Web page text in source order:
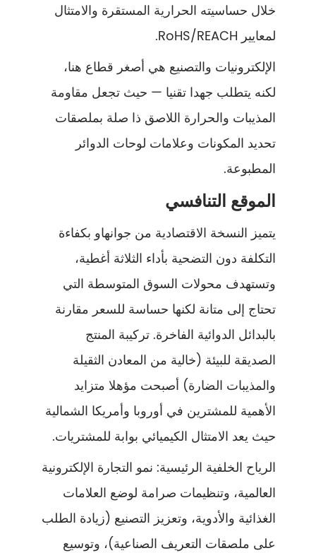
خلال حساسيته الحرارية المستقرة والامتثال
لمعايير RoHS/REACH.
الإلكترونيات والتصنيع هي أصغر قطاع هنا،
لكنه يتطلب جهدا تقنيا — حيث تجعل مقاومة
المذيبات والحرارة اللاصق ذا صلة بملصقات
تحديد المكونات وعلامات لوحات الدوائر
المطبوعة.
الموقع التنافسي
يتميز النسخة الاقتصادية من جوانهاو بكفاءة
التكلفة دون التضحية بأداء الثلاثة أغطية،
وتستهدف محولات السوق المتوسطة التي
تحتاج إلى متانة لكنها حساسة للسعر مقارنة
بالبدائل الدوائية الفاخرة. تركيبة المنتج
الصديقة للبيئة (خالية من المعادن الثقيلة
والمذيبات الضارة) أصبحت مؤهلا متزايد
الأهمية للمشترين في أوروبا وأمريكا الشمالية
حيث يعد الامتثال الكيميائي بوابة للمشتريات.
الرياح الخلفية الرئيسية: نمو التجارة الإلكترونية
العالمية، وتنظيمات صرامة لوضع العلامات
الغذائية والأدوية، وتعزيز التصنيع (زيادة الطلب
على ملصقات التعريف الصناعية)، وتوسيع